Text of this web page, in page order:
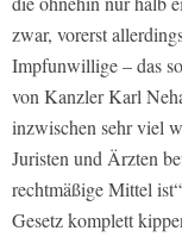
zwar, vorerst
Impfunwillige – das
von Kanzler Karl
inzwischen sehr viel
Juristen und Ärzten
rechtmäßige Mittel
Gesetz komplett